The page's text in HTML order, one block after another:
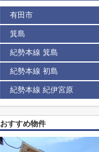
有田市
箕島
紀勢本線 箕島
紀勢本線 初島
紀勢本線 紀伊宮原
おすすめ物件